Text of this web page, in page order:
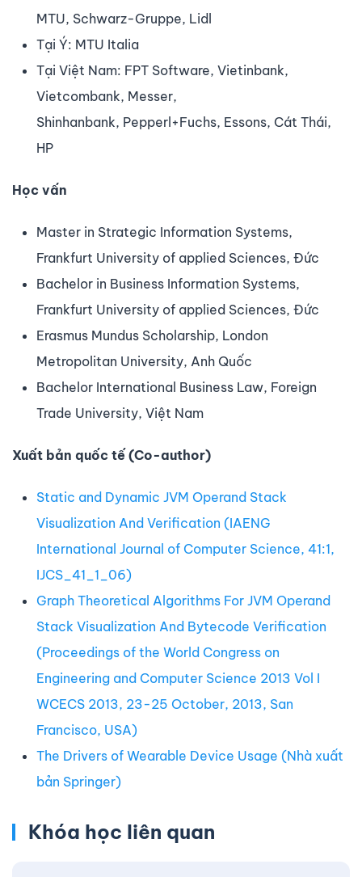
MTU, Schwarz-Gruppe, Lidl
Tại Ý: MTU Italia
Tại Việt Nam: FPT Software, Vietinbank,
Vietcombank, Messer,
Shinhanbank, Pepperl+Fuchs, Essons, Cát Thái,
HP
Học vấn
Master in Strategic Information Systems,
Frankfurt University of applied Sciences, Đức
Bachelor in Business Information Systems,
Frankfurt University of applied Sciences, Đức
Erasmus Mundus Scholarship, London
Metropolitan University, Anh Quốc
Bachelor International Business Law, Foreign
Trade University, Việt Nam
Xuất bản quốc tế (Co-author)
Static and Dynamic JVM Operand Stack
Visualization And Verification (IAENG
International Journal of Computer Science, 41:1,
IJCS_41_1_06)
Graph Theoretical Algorithms For JVM Operand
Stack Visualization And Bytecode Verification
(Proceedings of the World Congress on
Engineering and Computer Science 2013 Vol I
WCECS 2013, 23-25 October, 2013, San
Francisco, USA)
The Drivers of Wearable Device Usage (Nhà xuất
bản Springer)
Khóa học liên quan